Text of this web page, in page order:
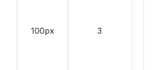
100px 3